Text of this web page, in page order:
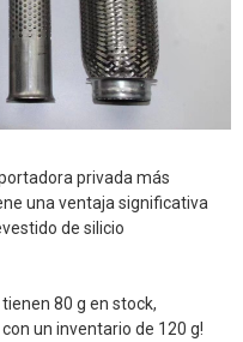
privada más
una ventaja significativa
de silicio
80 g en stock,
un inventario de 120 g!